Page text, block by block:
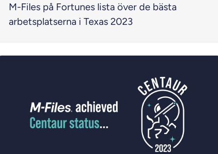
M-Files på Fortunes lista över de bästa
arbetsplatserna i Texas 2023